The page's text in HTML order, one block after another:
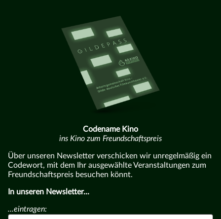
Codename Kino
ins Kino zum Freundschaftspreis
Über unseren Newsletter verschicken wir unregelmäßig ein
Codewort, mit dem Ihr ausgewählte Veranstaltungen zum
Freundschaftspreis besuchen könnt.
In unseren Newsletter...
...eintragen: